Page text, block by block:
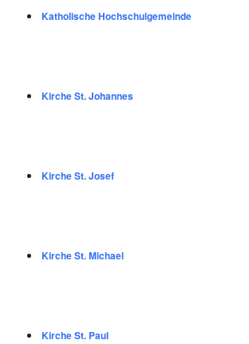
Katholische Hochschulgemeinde
Kirche St. Johannes
Kirche St. Josef
Kirche St. Michael
Kirche St. Paul